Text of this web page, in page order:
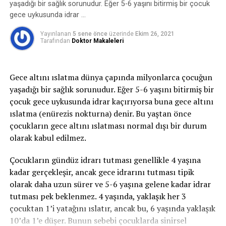
sırasında mesane içindeki basınç artar, idrar tutmayı
sağlayan kaslar ve mekanizmalar bu basınca karşı
koyamaz ve idrar kaçırma oluşur.
2-Sıkışma tipi idrar kaçırma:
yetişememe veya idrarı geciktirememe durumudur ve
idrar bu esnada kaçar. İdrar kaçağı bir damla ila idrarın
tamamını kaçırma derecesinde olabilir. gece idrara
kalkma ihtiyacı belirgindir. Bu tip idrar kaçırma,
enfeksiyon gibi basit problemden; nörolojik bozukluk
veya diyabet gibi daha ciddi durumlardan
3- Taşma inkontinansı: Tamamen boşalmayan bir
mesaneden kapasite dolduktan sonra damla damla
sürekli idrar kaçırmayı ifade eder.
4- Fonksiyonel inkontinans:Fiziksel veya zihinsel bir
yaşadığı bir sağlık sorunudur. Eğer 5-6 yaşını bitirmiş bir çocuk
gece uykusunda idrar …
Yayınlanan 5 sene önce üzerinde Ekim 26, 2021
Tarafından Doktor Makaleleri
Gece altını ıslatma dünya çapında milyonlarca çocuğun
yaşadığı bir sağlık sorunudur. Eğer 5-6 yaşını bitirmiş bir
çocuk gece uykusunda idrar kaçırıyorsa buna gece altını
ıslatma (enürezis nokturna) denir. Bu yaştan önce
çocukların gece altını ıslatması normal dışı bir durum
olarak kabul edilmez.
Çocukların gündüz idrarı tutması genellikle 4 yaşına
kadar gerçekleşir, ancak gece idrarını tutması tipik
olarak daha uzun sürer ve 5-6 yaşına gelene kadar idrar
tutması pek beklenmez. 4 yaşında, yaklaşık her 3
çocuktan 1’i yatağını ıslatır, ancak bu, 6 yaşında yaklaşık
10’da 1’e düşer. Bunun sebebi çocuklarda sinirsel